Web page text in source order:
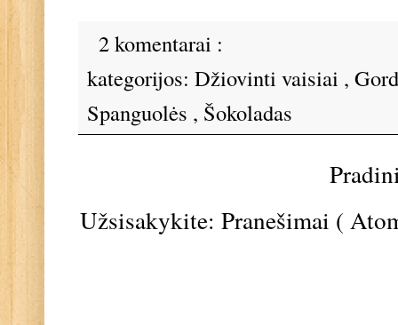
2 komentarai :
kategorijos: Džiovinti vaisiai ,
Spanguolės , Šokoladas
Užsisakykite: Pranešimai (